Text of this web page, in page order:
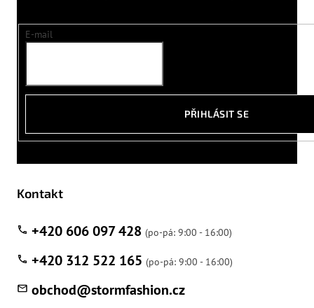
E-mail
PŘIHLÁSIT SE
Kontakt
obchod@stormfashion.cz
+420 606 097 428
+420 312 522 165